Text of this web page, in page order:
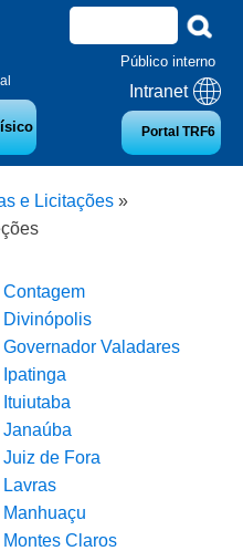
Público interno
Intranet
Portal TRF6
e Licitações »
Divinópolis
Valadares
de Fora
Claros